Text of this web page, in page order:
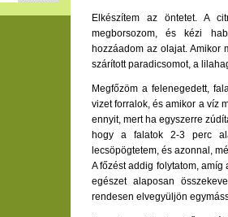
Elkészítem az öntetet. A
megborsozom, és kézi
hozzáadom az olajat.
szárított paradicsomot, a
Megfőzöm a felenegedett,
vizet forralok, és amikor a víz
ennyit, mert ha egyszerre
hogy a falatok 2-3 perc
lecsöpögtetem, és azonnal,
A főzést addig folytatom,
egészet alaposan
rendesen elvegyüljön